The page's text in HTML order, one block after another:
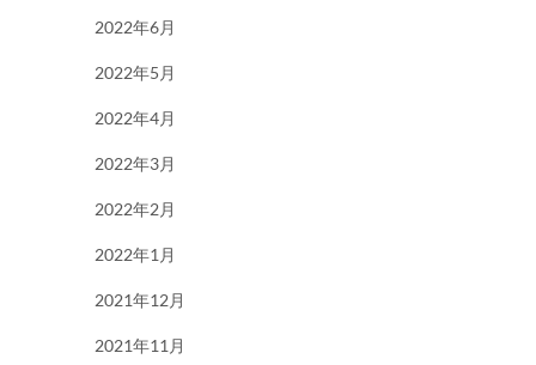
2022年6月
2022年5月
2022年4月
2022年3月
2022年2月
2022年1月
2021年12月
2021年11月